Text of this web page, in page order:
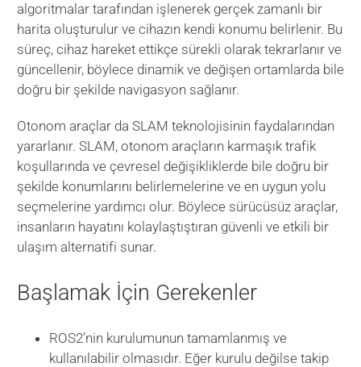
algoritmalar tarafından işlenerek gerçek zamanlı bir
harita oluşturulur ve cihazın kendi konumu belirlenir. Bu
süreç, cihaz hareket ettikçe sürekli olarak tekrarlanır ve
güncellenir, böylece dinamik ve değişen ortamlarda bile
doğru bir şekilde navigasyon sağlanır.
Otonom araçlar da SLAM teknolojisinin faydalarından
yararlanır. SLAM, otonom araçların karmaşık trafik
koşullarında ve çevresel değişikliklerde bile doğru bir
şekilde konumlarını belirlemelerine ve en uygun yolu
seçmelerine yardımcı olur. Böylece sürücüsüz araçlar,
insanların hayatını kolaylaştıştıran güvenli ve etkili bir
ulaşım alternatifi sunar.
Başlamak İçin Gerekenler
ROS2’nin kurulumunun tamamlanmış ve
kullanılabilir olmasıdır. Eğer kurulu değilse takip